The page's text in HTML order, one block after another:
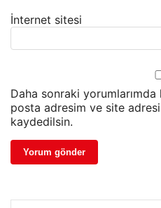
İnternet sitesi
Daha sonraki yorumlarımda
posta adresim ve site
kaydedilsin.